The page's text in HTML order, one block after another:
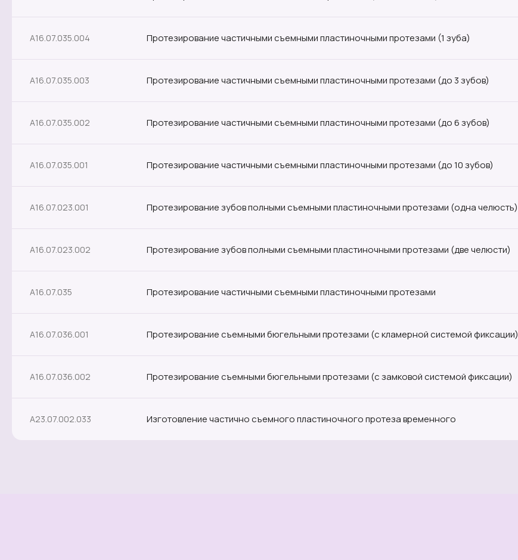
A16.07.035.004 Протезирование частичными съемными пластиночными протезами (1 зуба)
A16.07.035.003 Протезирование частичными съемными пластиночными протезами (до 3 зубов)
A16.07.035.002 Протезирование частичными съемными пластиночными протезами (до 6 зубов)
A16.07.035.001 Протезирование частичными съемными пластиночными протезами (до 10 зубов)
A16.07.023.001 Протезирование зубов полными съемными пластиночными протезами (одна челюсть)
A16.07.023.002 Протезирование зубов полными съемными пластиночными протезами (две челюсти)
A16.07.035 Протезирование частичными съемными пластиночными протезами
A16.07.036.001 Протезирование съемными бюгельными протезами (с кламерной системой фиксации)
A16.07.036.002 Протезирование съемными бюгельными протезами (с замковой системой фиксации)
А23.07.002.033 Изготовление частично съемного пластиночного протеза временного